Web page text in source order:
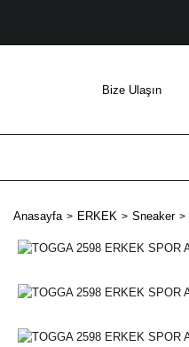
Bize Ulaşın
Anasayfa ERKEK Sneaker